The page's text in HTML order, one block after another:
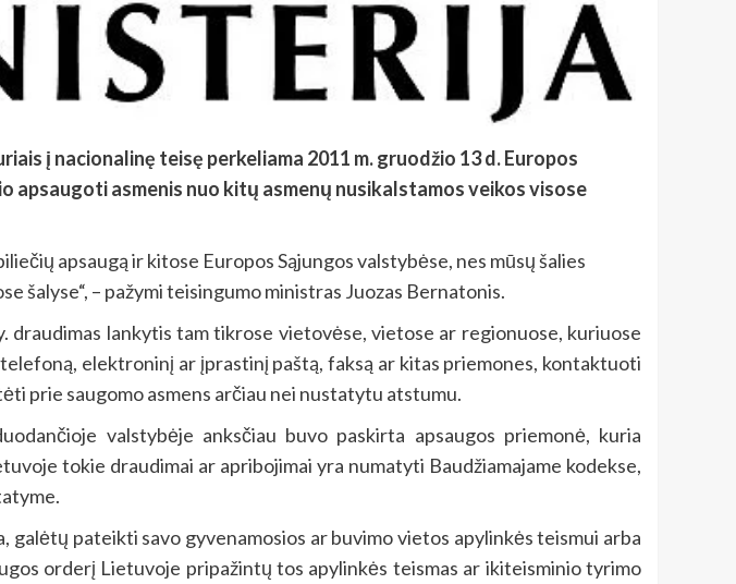
į nacionalinę teisę perkeliama 2011 m. gruodžio 13 d. Europos
asmenis nuo kitų asmenų nusikalstamos veikos visose
apsaugą ir kitose Europos Sąjungos valstybėse, nes mūsų šalies
šalyse“, – pažymi teisingumo ministras Juozas Bernatonis.
lankytis tam tikrose vietovėse, vietose ar regionuose, kuriuose
elektroninį ar įprastinį paštą, faksą ar kitas priemones, kontaktuoti
prie saugomo asmens arčiau nei nustatytu atstumu.
valstybėje anksčiau buvo paskirta apsaugos priemonė, kuria
tokie draudimai ar apribojimai yra numatyti Baudžiamajame kodekse,
galėtų pateikti savo gyvenamosios ar buvimo vietos apylinkės teismui arba
orderį Lietuvoje pripažintų tos apylinkės teismas ar ikiteisminio tyrimo